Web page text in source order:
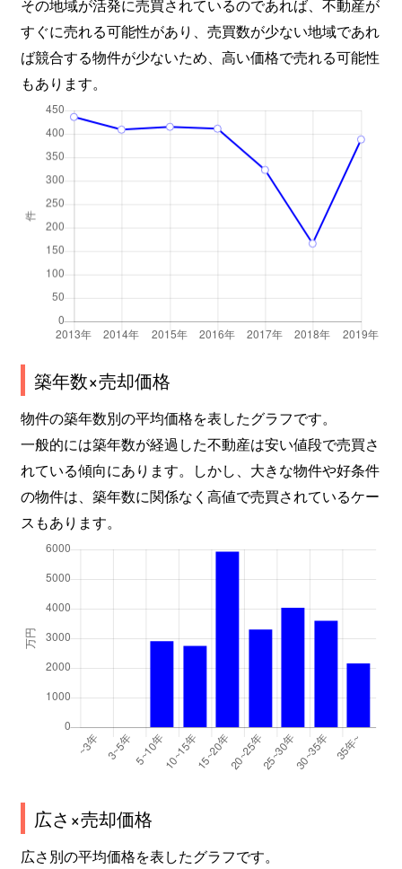
その地域が活発に売買されているのであれば、不動産が
すぐに売れる可能性があり、売買数が少ない地域であれ
ば競合する物件が少ないため、高い価格で売れる可能性
もあります。
築年数×売却価格
物件の築年数別の平均価格を表したグラフです。
一般的には築年数が経過した不動産は安い値段で売買さ
れている傾向にあります。しかし、大きな物件や好条件
の物件は、築年数に関係なく高値で売買されているケー
スもあります。
広さ×売却価格
広さ別の平均価格を表したグラフです。